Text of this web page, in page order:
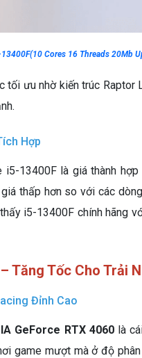
13400F(10 Cores 16 Threads 20Mb
tối ưu nhờ kiến trúc Raptor
Hợp
13400F là giá thành
giá thấp hơn so với các
i5-13400F chính hãng
Tăng Tốc Cho Trải
Đỉnh Cao
GeForce RTX 4060là
game mượt mà ở độ